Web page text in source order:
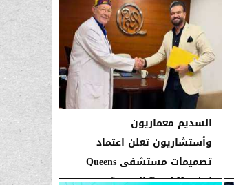
السديم معماريون
وأستشاريون تعلن اعتماد
تصميمات مستشفى Queens
Royal Hospital الجديدة